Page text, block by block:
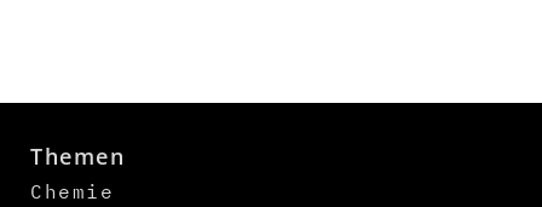
Themen
Chemie